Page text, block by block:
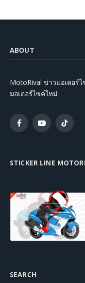
ABOUT
MotoRival ข่าวมอเตอร์
มอเตอร์ไซค์ใหม่
FacebookYouTubeTikTok
STICKER LINE
SEARCH